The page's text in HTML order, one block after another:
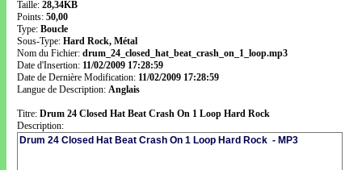
Taille: 28,34KB
Points: 50,00
Type: Boucle
Sous-Type: Hard Rock, Métal
Nom du Fichier: drum_24_closed_hat_beat_crash_on_1_loop.mp3
Date d'Insertion: 11/02/2009 17:28:59
Date de Dernière Modification: 11/02/2009 17:28:59
Langue de Description: Anglais
Titre: Drum 24 Closed Hat Beat Crash On 1 Loop Hard Rock
Description: